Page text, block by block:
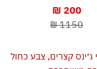
200 ₪
1150 ₪